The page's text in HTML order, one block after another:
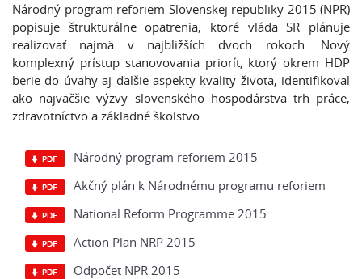
Národný program reforiem Slovenskej republiky 2015 (NPR)
popisuje štrukturálne opatrenia, ktoré vláda SR plánuje
realizovať najmä v najbližších dvoch rokoch. Nový
komplexný prístup stanovovania priorít, ktorý okrem HDP
berie do úvahy aj ďalšie aspekty kvality života, identifikoval
ako najväčšie výzvy slovenského hospodárstva trh práce,
zdravotníctvo a základné školstvo.
Národný program reforiem 2015
Akčný plán k Národnému programu reforiem
National Reform Programme 2015
Action Plan NRP 2015
Odpočet NPR 2015